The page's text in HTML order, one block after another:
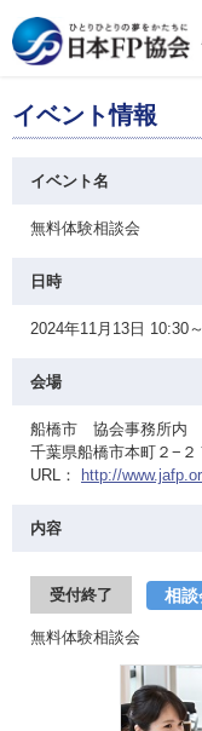
イベント情報
イベント名
無料体験相談会
日時
2024年11月13日 10:30
会場
船橋市 協会事務所内
千葉県船橋市本町２−
URL：
http://
内容
受付終了 相談
無料体験相談会